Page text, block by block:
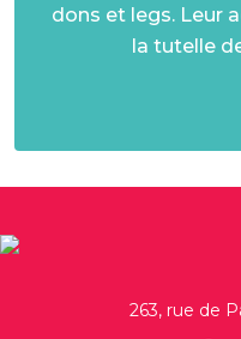
dons et legs. Leur
la tutelle
263, rue de